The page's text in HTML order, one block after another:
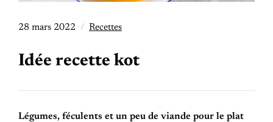
28 mars 2022 Recettes
Idée recette kot
Légumes, féculents et un peu de viande pour le plat